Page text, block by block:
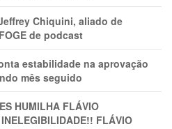
Chiquini, aliado de
de podcast
estabilidade na aprovação
mês seguido
HUMlLHA FLÁVIO
FLÁVIO